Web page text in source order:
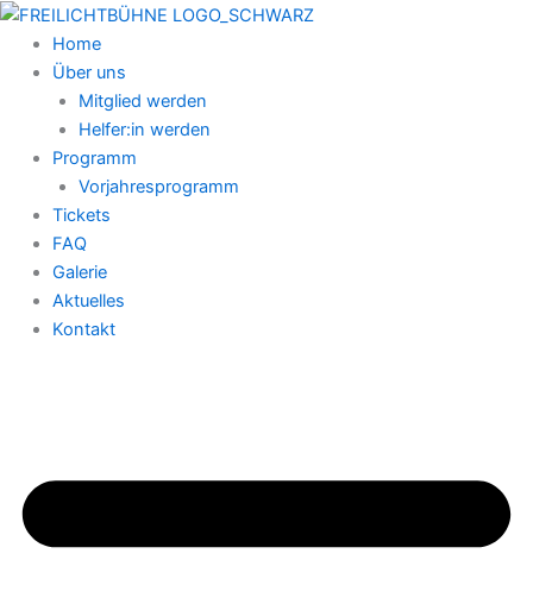
Zum
Inhalt
springen
Home
Über uns
Mitglied werden
Helfer:in werden
Programm
Vorjahresprogramm
Tickets
FAQ
Galerie
Aktuelles
Kontakt